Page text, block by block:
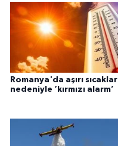
Romanya'da aşırı sıcaklar
nedeniyle ‘kırmızı alarm’